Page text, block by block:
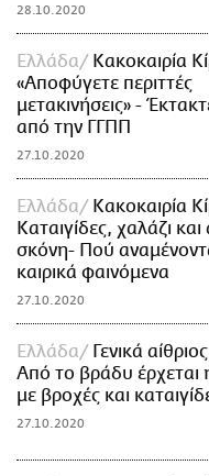
28.10.2020
Ελλάδα
Κακοκαιρία
«Αποφύγετε περιττές
μετακινήσεις» -
από την ΓΓΠΠ
27.10.2020
Ελλάδα
Κακοκαιρία
Καταιγίδες, χαλάζι
σκόνη- Πού
καιρικά φαινόμενα
27.10.2020
Ελλάδα
Γενικά
Από το βράδυ έρχεται
με βροχές και
27.10.2020